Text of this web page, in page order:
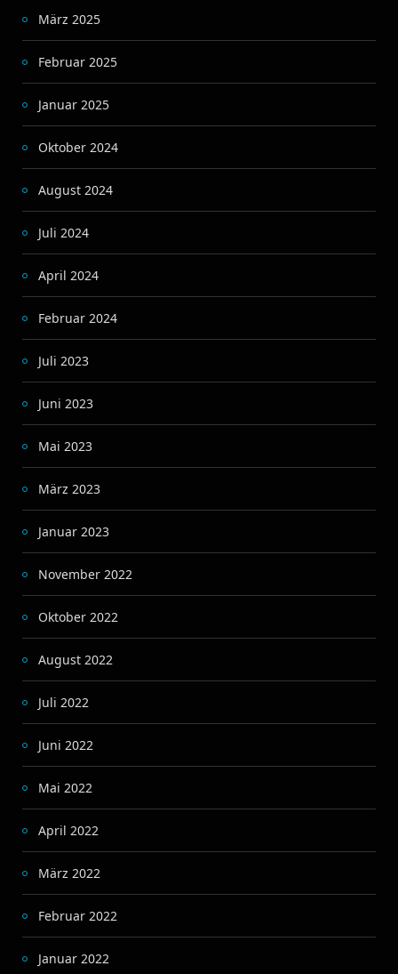
März 2025
Februar 2025
Januar 2025
Oktober 2024
August 2024
Juli 2024
April 2024
Februar 2024
Juli 2023
Juni 2023
Mai 2023
März 2023
Januar 2023
November 2022
Oktober 2022
August 2022
Juli 2022
Juni 2022
Mai 2022
April 2022
März 2022
Februar 2022
Januar 2022